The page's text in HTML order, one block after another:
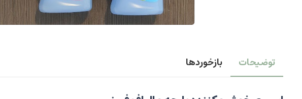
توضیحات بازخوردها